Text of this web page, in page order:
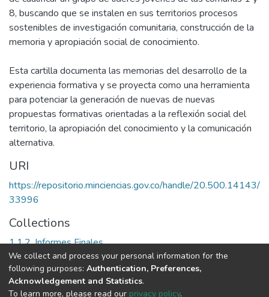
8, buscando que se instalen en sus territorios procesos
sostenibles de investigación comunitaria, construcción de la
memoria y apropiación social de conocimiento.
Esta cartilla documenta las memorias del desarrollo de la
experiencia formativa y se proyecta como una herramienta
para potenciar la generación de nuevas de nuevas
propuestas formativas orientadas a la reflexión social del
territorio, la apropiación del conocimiento y la comunicación
alternativa.
URI
https://repositorio.minciencias.gov.co/handle/20.500.14143/
33996
Collections
1.1.2. Informes Finales
Full item page
We collect and process your personal information for the
following purposes: Authentication, Preferences,
Acknowledgement and Statistics.
To learn more, please read our privacy policy.